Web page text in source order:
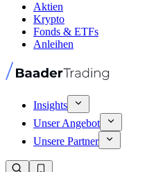
Aktien
Krypto
Fonds & ETFs
Anleihen
Insights
Unser Angebot
Unsere Partner